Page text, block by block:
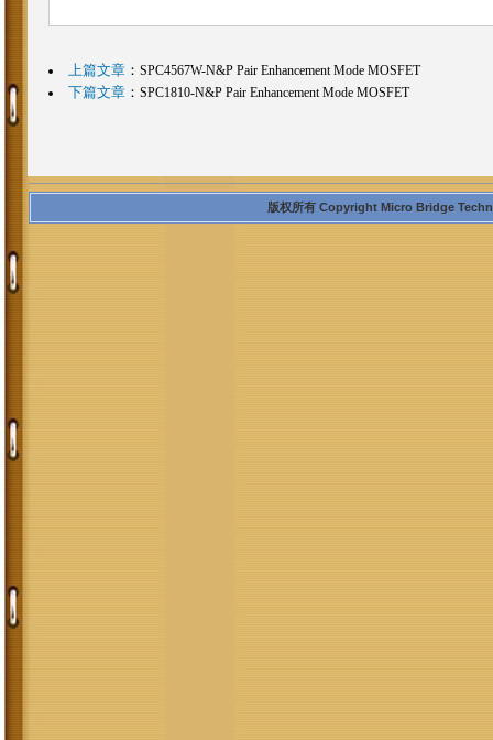
上篇文章： SPC4567W-N&P Pair Enhancement Mode MOSFET
下篇文章： SPC1810-N&P Pair Enhancement Mode MOSFET
版权所有 Copyright Micro Bridge